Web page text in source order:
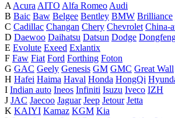
AAcuraAITO Alfa RomeoAudi
B Baic Baw Belgee Bentley BMW Brilliance
C Cadillac Changan Chery Chevrolet China-
D Daewoo Daihatsu Datsun Dodge
E Evolute Exeed Exlantix
F Faw Fiat Ford Forthing Foton
G GAC Geely Genesis GM GMC Great Wall
H Hafei Haima Haval Honda HongQi
I Indian auto Ineos Infiniti Isuzu Iveco IZH
J JAC Jaecoo Jaguar Jeep Jetour Jetta
K KAIYI Kamaz KGM Kia